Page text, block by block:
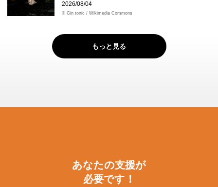
2026/08/04
© Gin tonic / Wikimedia Commons
もっと見る
あなたの支援が
必要です！